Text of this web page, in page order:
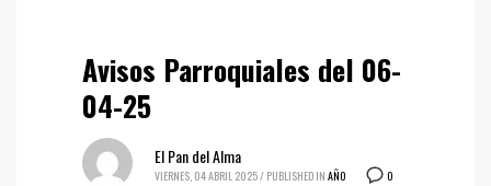
Avisos Parroquiales del 06-
04-25
0
El Pan del Alma
VIERNES, 04 ABRIL 2025/ PUBLISHED IN AÑO